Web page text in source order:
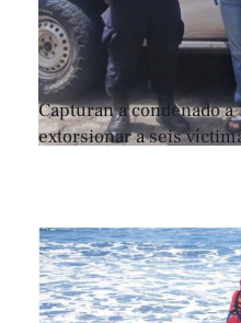
Capturan a condenado
extorsionar a seis